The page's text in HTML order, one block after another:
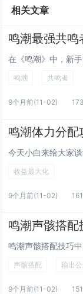
相关文章
鸣潮 共鸣者
9个月前(11-02)
鸣潮体力分配
收益最大化
9个月前(11-02)
鸣潮声骸搭
声骸搭配 输出
9个月前(11-02)